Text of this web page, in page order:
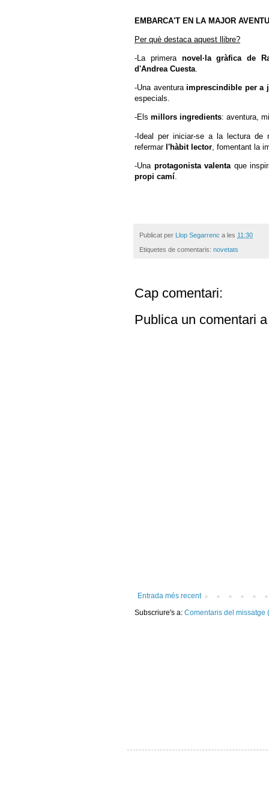
EMBARCA'T EN LA MAJOR
Per què destaca aquest llibre?
-La primera novel·la gràfica de
d'Andrea Cuesta.
-Una aventura imprescindible per a
especials.
-Els millors ingredients: aventura,
-Ideal per iniciar-se a la lectura de
refermar l'hàbit lector , fomentant la
-Una protagonista valenta que
propi camí
Publicat per Llop Segarrenc a les 11:30
Etiquetes de comentaris: novetats
Cap comentari:
Publica un comentari
Entrada més recent
Subscriure's a: Comentaris del missatge